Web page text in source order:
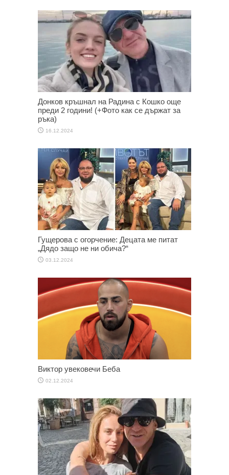
Донков кръшнал на Радина с Кошко още
преди 2 години! (+Фото как се държат за
ръка)
16.12.2024
Гущерова с огорчение: Децата ме питат
„Дядо защо не ни обича?“
03.12.2024
Виктор увековечи Беба
02.12.2024